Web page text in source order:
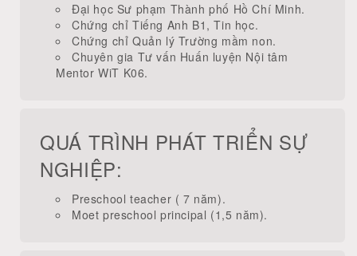
Đại học Sư phạm Thành phố Hồ Chí Minh.
Chứng chỉ Tiếng Anh B1, Tin học.
Chứng chỉ Quản lý Trường mầm non.
Chuyên gia Tư vấn Huấn luyện Nội tâm
Mentor WiT K06.
QUÁ TRÌNH PHÁT TRIỂN SỰ
NGHIỆP:
Preschool teacher ( 7 năm).
Moet preschool principal (1,5 năm).